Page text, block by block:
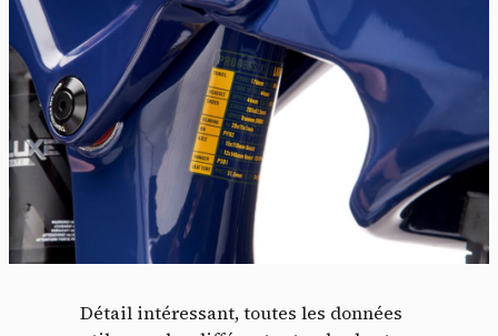
Détail intéressant, toutes les données